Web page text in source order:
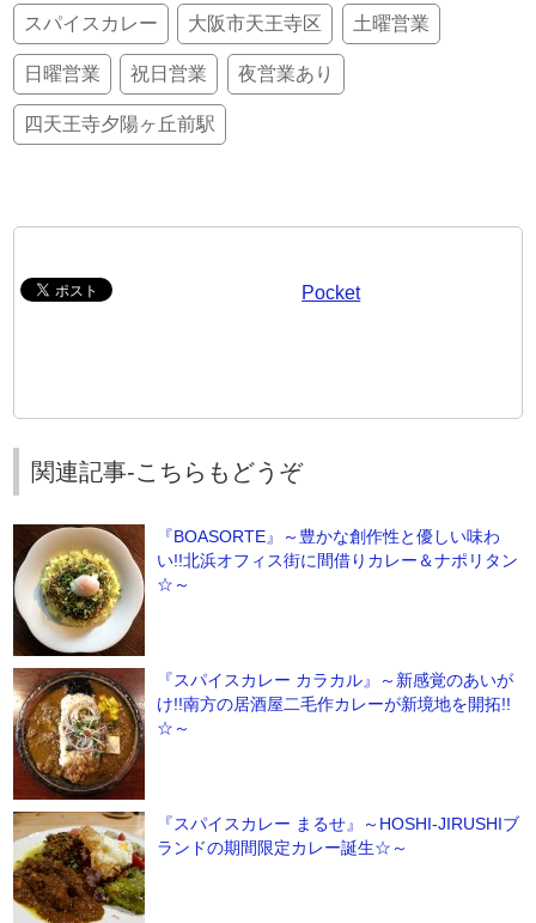
スパイスカレー 大阪市天王寺区 土曜営業
日曜営業 祝日営業 夜営業あり
四天王寺夕陽ヶ丘前駅
Pocket
関連記事-こちらもどうぞ
『BOASORTE』～豊かな創作性と優しい味わ
い!!北浜オフィス街に間借りカレー＆ナポリタン
☆～
『スパイスカレー カラカル』～新感覚のあいが
け!!南方の居酒屋二毛作カレーが新境地を開拓!!
☆～
『スパイスカレー まるせ』～HOSHI-JIRUSHIブ
ランドの期間限定カレー誕生☆～